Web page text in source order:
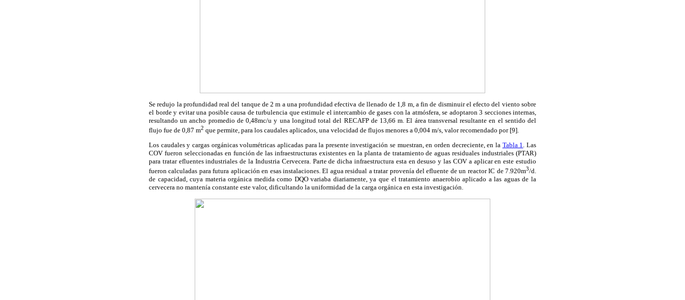
Se redujo la profundidad real del tanque de 2 m a una profundidad efectiva de llenado de 1,8 m, a fin de disminuir el efecto del viento sobre
el borde y evitar una posible causa de turbulencia que estimule el intercambio de gases con la atmósfera, se adoptaron 3 secciones internas,
resultando un ancho promedio de 0,48mc/u y una longitud total del RECAFP de 13,66 m. El área transversal resultante en el sentido del
flujo fue de 0,87 m2 que permite, para los caudales aplicados, una velocidad de flujos menores a 0,004 m/s, valor recomendado por [9].
Los caudales y cargas orgánicas volumétricas aplicadas para la presente investigación se muestran, en orden decreciente, en la Tabla 1. Las
COV fueron seleccionadas en función de las infraestructuras existentes en la planta de tratamiento de aguas residuales industriales (PTAR)
para tratar efluentes industriales de la Industria Cervecera. Parte de dicha infraestructura esta en desuso y las COV a aplicar en este estudio
fueron calculadas para futura aplicación en esas instalaciones. El agua residual a tratar provenía del efluente de un reactor IC de 7.920m3/d.
de capacidad, cuya materia orgánica medida como DQO variaba diariamente, ya que el tratamiento anaerobio aplicado a las aguas de la
cervecera no mantenía constante este valor, dificultando la uniformidad de la carga orgánica en esta investigación.